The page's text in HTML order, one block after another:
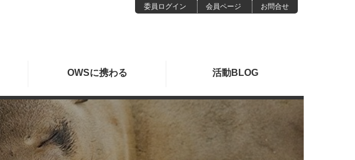
委員ログイン 会員ページ お問合せ
OWSに携わる 活動BLOG